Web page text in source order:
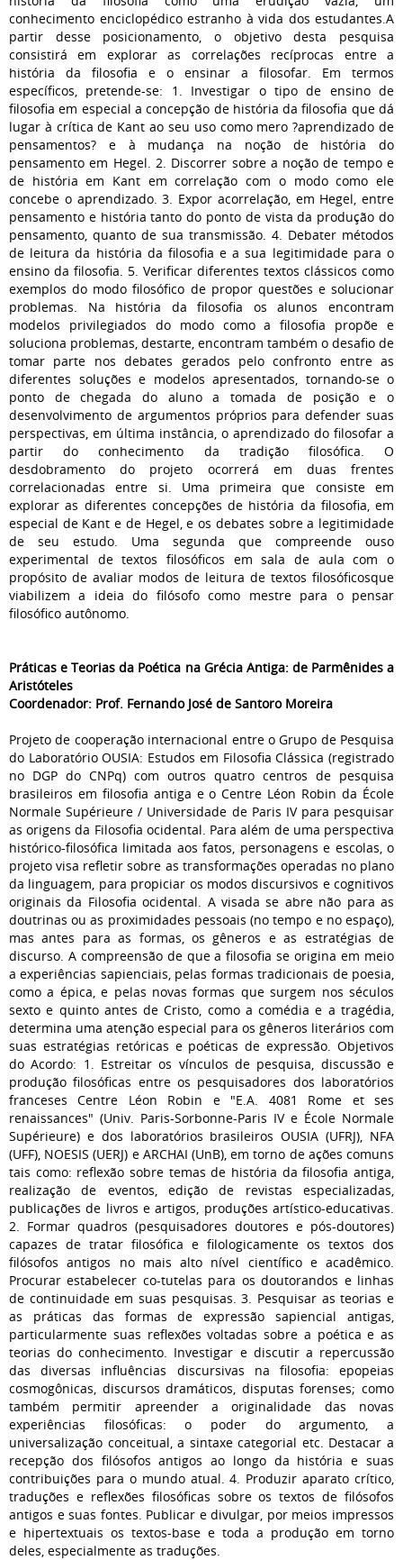
conhecimento enciclopédico estranho à vida dos estudantes.A
partir desse posicionamento, o objetivo desta pesquisa
consistirá em explorar as correlações recíprocas entre a
história da filosofia e o ensinar a filosofar. Em termos
específicos, pretende-se: 1. Investigar o tipo de ensino de
filosofia em especial a concepção de história da filosofia que dá
lugar à crítica de Kant ao seu uso como mero ?aprendizado de
pensamentos? e à mudança na noção de história do
pensamento em Hegel. 2. Discorrer sobre a noção de tempo e
de história em Kant em correlação com o modo como ele
concebe o aprendizado. 3. Expor acorrelação, em Hegel, entre
pensamento e história tanto do ponto de vista da produção do
pensamento, quanto de sua transmissão. 4. Debater métodos
de leitura da história da filosofia e a sua legitimidade para o
ensino da filosofia. 5. Verificar diferentes textos clássicos como
exemplos do modo filosófico de propor questões e solucionar
problemas. Na história da filosofia os alunos encontram
modelos privilegiados do modo como a filosofia propõe e
soluciona problemas, destarte, encontram também o desafio de
tomar parte nos debates gerados pelo confronto entre as
diferentes soluções e modelos apresentados, tornando-se o
ponto de chegada do aluno a tomada de posição e o
desenvolvimento de argumentos próprios para defender suas
perspectivas, em última instância, o aprendizado do filosofar a
partir do conhecimento da tradição filosófica. O
desdobramento do projeto ocorrerá em duas frentes
correlacionadas entre si. Uma primeira que consiste em
explorar as diferentes concepções de história da filosofia, em
especial de Kant e de Hegel, e os debates sobre a legitimidade
de seu estudo. Uma segunda que compreende ouso
experimental de textos filosóficos em sala de aula com o
propósito de avaliar modos de leitura de textos filosóficosque
viabilizem a ideia do filósofo como mestre para o pensar
filosófico autônomo.
Práticas e Teorias da Poética na Grécia Antiga: de Parmênides a
Aristóteles
Coordenador: Prof. Fernando José de Santoro Moreira
Projeto de cooperação internacional entre o Grupo de Pesquisa
do Laboratório OUSIA: Estudos em Filosofia Clássica (registrado
no DGP do CNPq) com outros quatro centros de pesquisa
brasileiros em filosofia antiga e o Centre Léon Robin da École
Normale Supérieure / Universidade de Paris IV para pesquisar
as origens da Filosofia ocidental. Para além de uma perspectiva
histórico-filosófica limitada aos fatos, personagens e escolas, o
projeto visa refletir sobre as transformações operadas no plano
da linguagem, para propiciar os modos discursivos e cognitivos
originais da Filosofia ocidental. A visada se abre não para as
doutrinas ou as proximidades pessoais (no tempo e no espaço),
mas antes para as formas, os gêneros e as estratégias de
discurso. A compreensão de que a filosofia se origina em meio
a experiências sapienciais, pelas formas tradicionais de poesia,
como a épica, e pelas novas formas que surgem nos séculos
sexto e quinto antes de Cristo, como a comédia e a tragédia,
determina uma atenção especial para os gêneros literários com
suas estratégias retóricas e poéticas de expressão. Objetivos
do Acordo: 1. Estreitar os vínculos de pesquisa, discussão e
produção filosóficas entre os pesquisadores dos laboratórios
franceses Centre Léon Robin e "E.A. 4081 Rome et ses
renaissances" (Univ. Paris-Sorbonne-Paris IV e École Normale
Supérieure) e dos laboratórios brasileiros OUSIA (UFRJ), NFA
(UFF), NOESIS (UERJ) e ARCHAI (UnB), em torno de ações comuns
tais como: reflexão sobre temas de história da filosofia antiga,
realização de eventos, edição de revistas especializadas,
publicações de livros e artigos, produções artístico-educativas.
2. Formar quadros (pesquisadores doutores e pós-doutores)
capazes de tratar filosófica e filologicamente os textos dos
filósofos antigos no mais alto nível científico e acadêmico.
Procurar estabelecer co-tutelas para os doutorandos e linhas
de continuidade em suas pesquisas. 3. Pesquisar as teorias e
as práticas das formas de expressão sapiencial antigas,
particularmente suas reflexões voltadas sobre a poética e as
teorias do conhecimento. Investigar e discutir a repercussão
das diversas influências discursivas na filosofia: epopeias
cosmogônicas, discursos dramáticos, disputas forenses; como
também permitir apreender a originalidade das novas
experiências filosóficas: o poder do argumento, a
universalização conceitual, a sintaxe categorial etc. Destacar a
recepção dos filósofos antigos ao longo da história e suas
contribuições para o mundo atual. 4. Produzir aparato crítico,
traduções e reflexões filosóficas sobre os textos de filósofos
antigos e suas fontes. Publicar e divulgar, por meios impressos
e hipertextuais os textos-base e toda a produção em torno
deles, especialmente as traduções.